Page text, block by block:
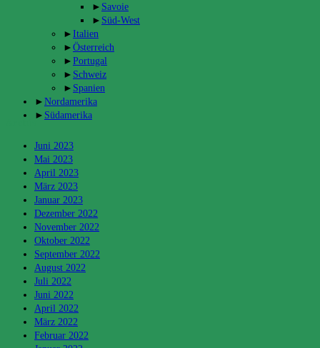
► Savoie
► Süd-West
► Italien
► Österreich
► Portugal
► Schweiz
► Spanien
► Nordamerika
► Südamerika
Juni 2023
Mai 2023
April 2023
März 2023
Januar 2023
Dezember 2022
November 2022
Oktober 2022
September 2022
August 2022
Juli 2022
Juni 2022
April 2022
März 2022
Februar 2022